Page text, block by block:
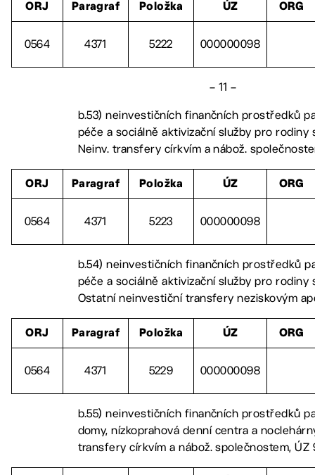
ORJ Paragraf Položka ÚZ ORG
0564 4371 5222 000000098
– 11 –
b.53) neinvestičních finančních prostředků
péče a sociálně aktivizační služby pro rodiny
Neinv. transfery církvím a nábož.
ORJ Paragraf Položka ÚZ ORG
0564 4371 5223 000000098
b.54) neinvestičních finančních prostředků
péče a sociálně aktivizační služby pro rodiny
Ostatní neinvestiční transfery neziskovým
ORJ Paragraf Položka ÚZ ORG
0564 4371 5229 000000098
b.55) neinvestičních finančních prostředků
domy, nízkoprahová denní centra a
transfery církvím a nábož. společnostem, ÚZ